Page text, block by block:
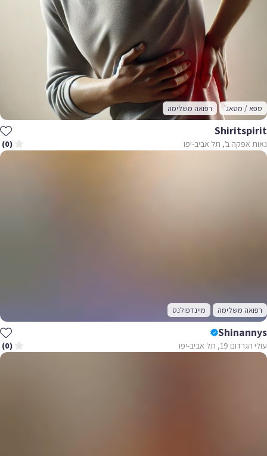
ספא / מסאג' רפואה משלימה
Shiritspirit
נאות אפקה ב', תל אביב-יפו (0)
רפואה משלימה מיינדפולנס
Shinannys
עולי הגרדום 19, תל אביב-יפו (0)